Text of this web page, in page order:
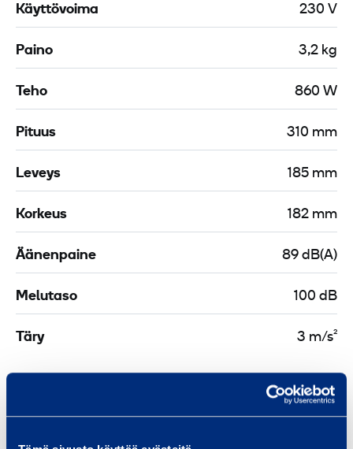
Käyttövoima 230 V
Paino 3,2 kg
Teho 860 W
Pituus 310 mm
Leveys 185 mm
Korkeus 182 mm
Äänenpaine 89 dB(A)
Melutaso 100 dB
Täry 3 m/s²
Turvallisuus